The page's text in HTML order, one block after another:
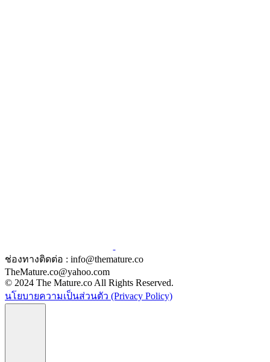
ช่องทางติดต่อ : info@themature.co
TheMature.co@yahoo.com
© 2024 The Mature.co All Rights Reserved.
นโยบายความเป็นส่วนตัว (Privacy Policy)